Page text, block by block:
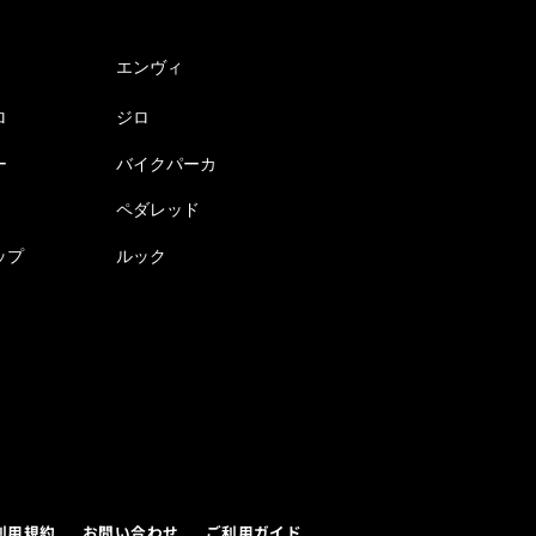
エンヴィ
ジロ
バイクパーカ
ペダレッド
プ ルック